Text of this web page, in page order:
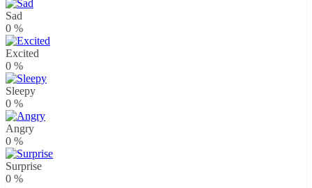
Sad
0 %
Excited
0 %
Sleepy
0 %
Angry
0 %
Surprise
0 %